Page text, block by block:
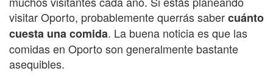
visitar Oporto, probablemente querrás sabercuánto
cuesta una comida. La buena noticia es que las
comidas en Oporto son generalmente bastante
asequibles.